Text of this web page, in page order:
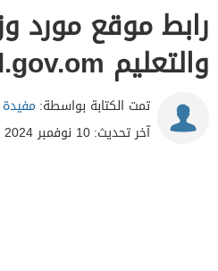
رابط موقع مورد
والتعليم pext-hrss.mol.gov.om
تمت الكتابة بواسطة:
آخر تحديث:10 نوفمبر 2024 - 3:03م